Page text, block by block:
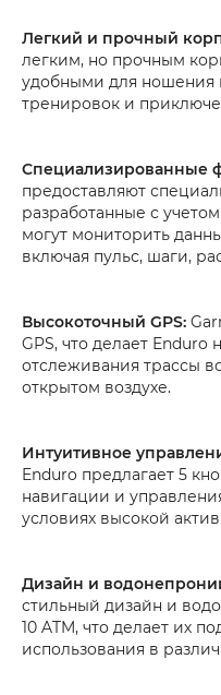
Легкий и прочный
легким, но прочным
удобными для ношения
тренировок и
Специализированные
предоставляют
разработанные с
могут мониторить
включая пульс, шаги,
Высокоточный GPS:
GPS, что делает
отслеживания трассы
открытом воздухе.
Интуитивное
Enduro предлагает 5
навигации и
условиях высокой
Дизайн и
стильный дизайн и
10 ATM, что делает их
использования в